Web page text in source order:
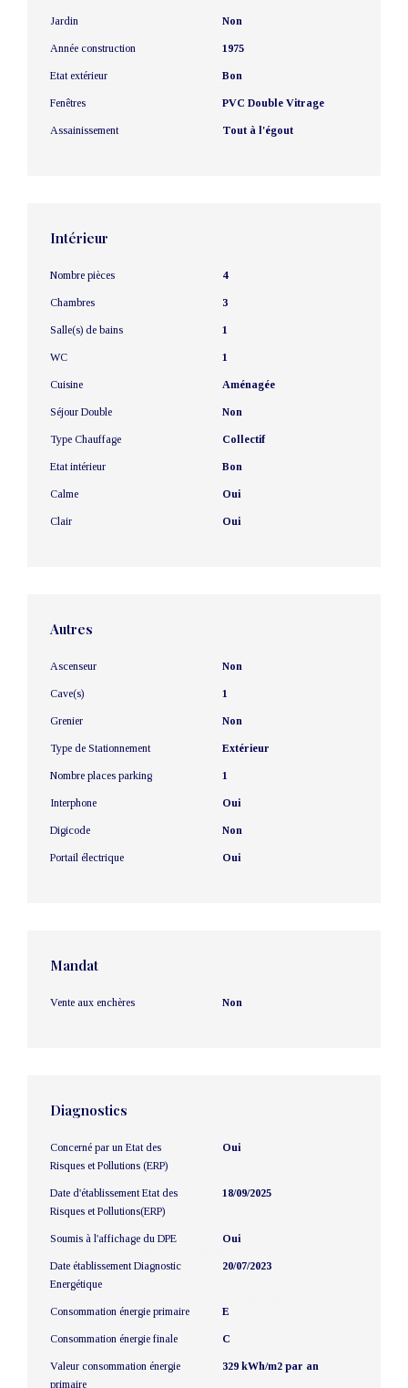
Jardin Non
Année construction 1975
Etat extérieur Bon
Fenêtres PVC Double Vitrage
Assainissement Tout à l'égout
Intérieur
Nombre pièces 4
Chambres 3
Salle(s) de bains 1
WC 1
Cuisine Aménagée
Séjour Double Non
Type Chauffage Collectif
Etat intérieur Bon
Calme Oui
Clair Oui
Autres
Ascenseur Non
Cave(s) 1
Grenier Non
Type de Stationnement Extérieur
Nombre places parking 1
Interphone Oui
Digicode Non
Portail électrique Oui
Mandat
Vente aux enchères Non
Diagnostics
Concerné par un Etat des
Risques et Pollutions (ERP)
Oui
Date d'établissement Etat des
Risques et Pollutions(ERP)
18/09/2025
Soumis à l'affichage du DPE Oui
Date établissement Diagnostic
Energétique
20/07/2023
Consommation énergie primaire E
Consommation énergie finale C
Valeur consommation énergie
primaire
329 kWh/m2 par an